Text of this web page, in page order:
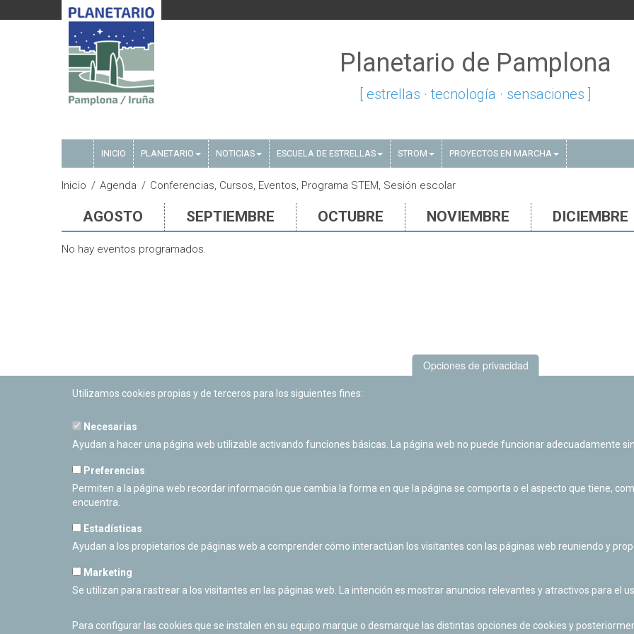
Planetario de Pamplona
[ estrellas · tecnología · sensaciones ]
INICIO PLANETARIO NOTICIAS ESCUELA DE ESTRELLAS STROM PROYECTOS EN MARCHA
Inicio Agenda Conferencias, Cursos, Eventos, Programa STEM, Sesión escolar
AGOSTO SEPTIEMBRE OCTUBRE NOVIEMBRE DICIEMBRE
No hay eventos programados.
PLANETARIO DE PAMPLONA
Calle Sancho RamÃ­rez, s/n
Cerrado Temporalmente
Opciones de privacidad
Utilizamos cookies propias y de terceros para los siguientes fines:
Necesarias
Ayudan a hacer una página web utilizable activando funciones básicas. La página web no puede funcionar adecuadamente
Preferencias
Permiten a la página web recordar información que cambia la forma en que la página se comporta o el aspecto que tiene,
encuentra.
Estadísticas
Ayudan a los propietarios de páginas web a comprender cómo interactúan los visitantes con las páginas web reuniendo y
Marketing
Se utilizan para rastrear a los visitantes en las páginas web. La intención es mostrar anuncios relevantes y atractivos para el
Para configurar las cookies que se instalen en su equipo marque o desmarque las distintas opciones de cookies y